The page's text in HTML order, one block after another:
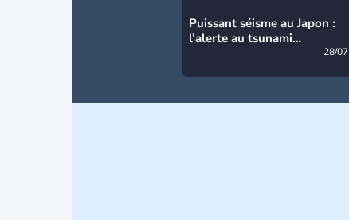
Puissant séisme au Japon :
l’alerte au tsunami
28/07